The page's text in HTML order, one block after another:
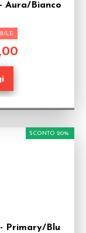
Aura/Bianco
Primary/Blu
SCONTO 20%